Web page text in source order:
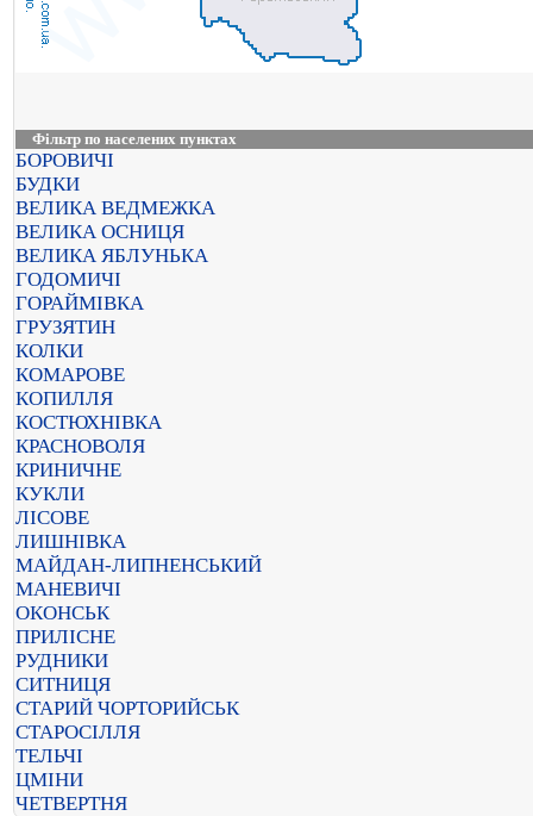
Фільтр по населених пунктах
БОРОВИЧІ
БУДКИ
ВЕЛИКА ВЕДМЕЖКА
ВЕЛИКА ОСНИЦЯ
ВЕЛИКА ЯБЛУНЬКА
ГОДОМИЧІ
ГОРАЙМІВКА
ГРУЗЯТИН
КОЛКИ
КОМАРОВЕ
КОПИЛЛЯ
КОСТЮХНІВКА
КРАСНОВОЛЯ
КРИНИЧНЕ
КУКЛИ
ЛІСОВЕ
ЛИШНІВКА
МАЙДАН-ЛИПНЕНСЬКИЙ
МАНЕВИЧІ
ОКОНСЬК
ПРИЛІСНЕ
РУДНИКИ
СИТНИЦЯ
СТАРИЙ ЧОРТОРИЙСЬК
СТАРОСІЛЛЯ
ТЕЛЬЧІ
ЦМІНИ
ЧЕТВЕРТНЯ